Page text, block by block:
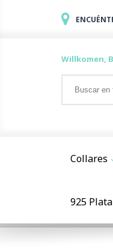
Willkomen,
Collares
925 Plata